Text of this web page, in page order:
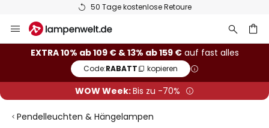
50 Tage kostenlose Retoure
Inhalt
springen
EXTRA 10% ab 109 € & 13% ab 159 €auf fast alles
Code:RABATT kopieren
WOW Week:Bis zu -70%
Pendelleuchten & Hängelampen